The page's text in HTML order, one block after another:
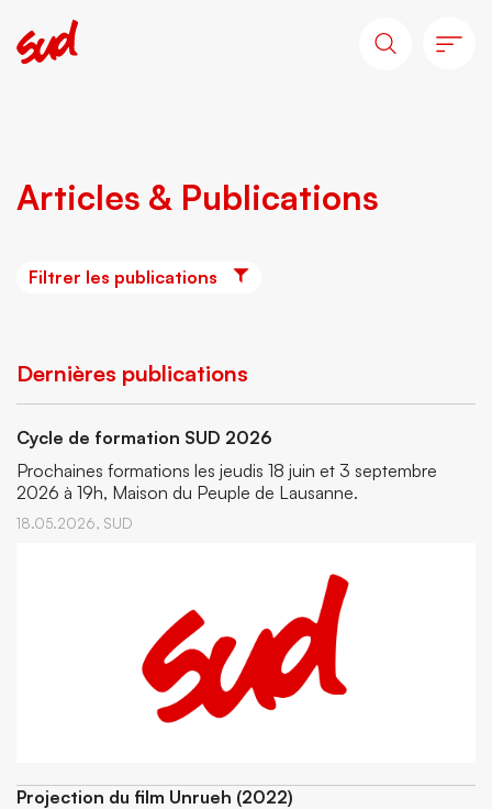
Articles & Publications
Filtrer les publications
Dernières publications
Cycle de formation SUD 2026
Prochaines formations les jeudis 18 juin et 3 septembre
2026 à 19h, Maison du Peuple de Lausanne.
18.05.2026, SUD
Projection du film Unrueh (2022)